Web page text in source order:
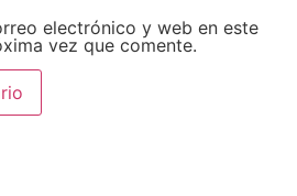
electrónico y web en este
vez que comente.